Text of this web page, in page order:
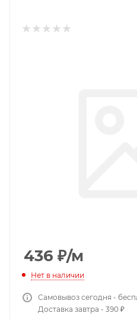
436 ₽/м
Нет в наличии
Самовывоз сегодня -
Доставка завтра - 390 ₽